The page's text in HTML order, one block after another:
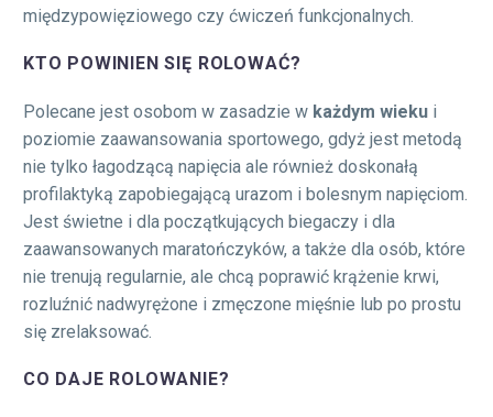
międzypowięziowego czy ćwiczeń funkcjonalnych.
KTO POWINIEN SIĘ ROLOWAĆ?
Polecane jest osobom w zasadzie w każdym wieku i
poziomie zaawansowania sportowego, gdyż jest metodą
nie tylko łagodzącą napięcia ale również doskonałą
profilaktyką zapobiegającą urazom i bolesnym napięciom.
Jest świetne i dla początkujących biegaczy i dla
zaawansowanych maratończyków, a także dla osób, które
nie trenują regularnie, ale chcą poprawić krążenie krwi,
rozluźnić nadwyrężone i zmęczone mięśnie lub po prostu
się zrelaksować.
CO DAJE ROLOWANIE?